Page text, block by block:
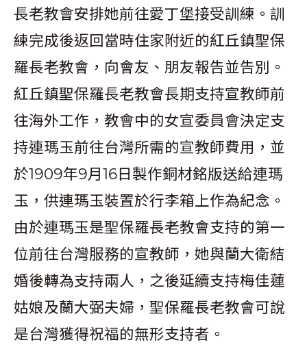
長老教會安排她前往愛丁堡接受訓練。訓
練完成後返回當時住家附近的紅丘鎮聖保
羅長老教會，向會友、朋友報告並告別。
紅丘鎮聖保羅長老教會長期支持宣教師前
往海外工作，教會中的女宣委員會決定支
持連瑪玉前往台灣所需的宣教師費用，並
於1909年9月16日製作銅材銘版送給連瑪
玉，供連瑪玉裝置於行李箱上作為紀念。
由於連瑪玉是聖保羅長老教會支持的第一
位前往台灣服務的宣教師，她與蘭大衛結
婚後轉為支持兩人，之後延續支持梅佳蓮
姑娘及蘭大弼夫婦，聖保羅長老教會可說
是台灣獲得祝福的無形支持者。